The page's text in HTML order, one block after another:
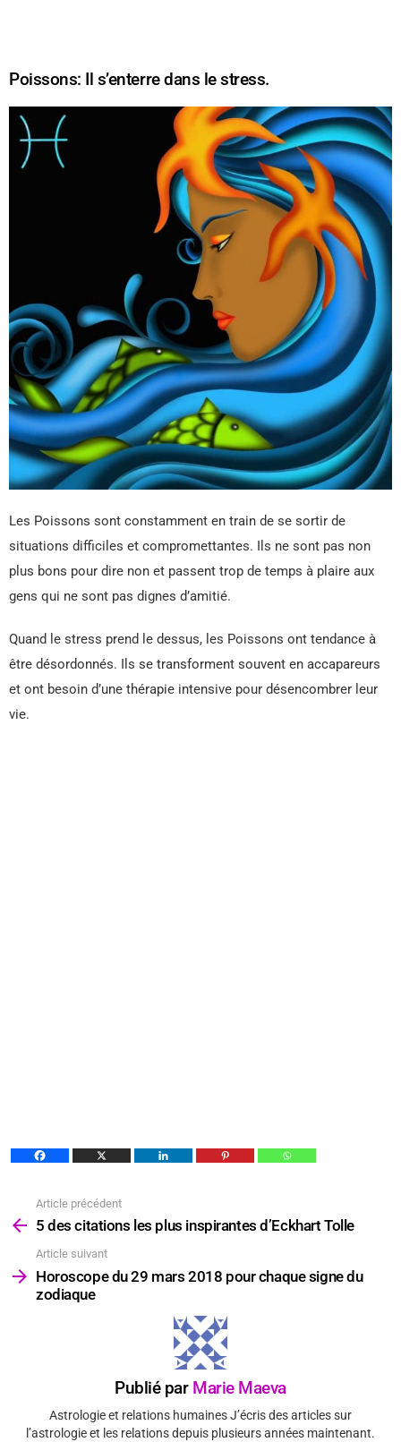
Poissons: Il s’enterre dans le stress.
Les Poissons sont constamment en train de se sortir de
situations difficiles et compromettantes. Ils ne sont pas non
plus bons pour dire non et passent trop de temps à plaire aux
gens qui ne sont pas dignes d’amitié.
Quand le stress prend le dessus, les Poissons ont tendance à
être désordonnés. Ils se transforment souvent en accapareurs
et ont besoin d’une thérapie intensive pour désencombrer leur
vie.
plus
Article précédent
5 des citations les plus inspirantes d’Eckhart Tolle
Article suivant
Horoscope du 29 mars 2018 pour chaque signe du
zodiaque
Publié par Marie Maeva
Astrologie et relations humaines J’écris des articles sur
l’astrologie et les relations depuis plusieurs années maintenant.